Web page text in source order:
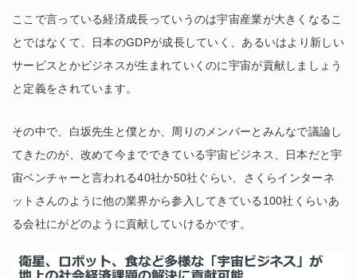
ここで言っている経済成長っていうのは宇宙産業が大きくなるこ
とではなくて、日本のGDPが成長していく、あるいはより新しい
サービスとかビジネスが生まれていくのに宇宙が貢献しましょう
と定義をされています。
その中で、白坂先生と僕とか、周りのメンバーとみんなで議論し
てきたのが、改めて今までできている宇宙ビジネス、日本だと宇
宙ベンチャーと言われる40社か50社ぐらい、さくらインターネ
ットさんのように他の業界から参入してきている100社くらいあ
る会社にがどのように貢献していけるかです。